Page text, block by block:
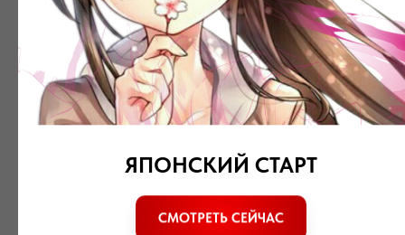
💡 Если вы только задумываетесь о
том, чтобы начать учить японский
язык, или хотите понять, как устроен
язык и мышление японцев —
приглашаем вас на бесплатный
За несколько вечеров вы:
— выучите полезные фразы для
знакомств и путешествий,
ЯПОНСКИЙ СТАРТ
СМОТРЕТЬ СЕЙЧАС